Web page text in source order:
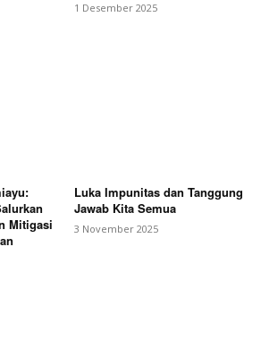
1 Desember 2025
Mitigasi
Luka Impunitas dan Tanggung
Jawab Kita Semua
3 November 2025